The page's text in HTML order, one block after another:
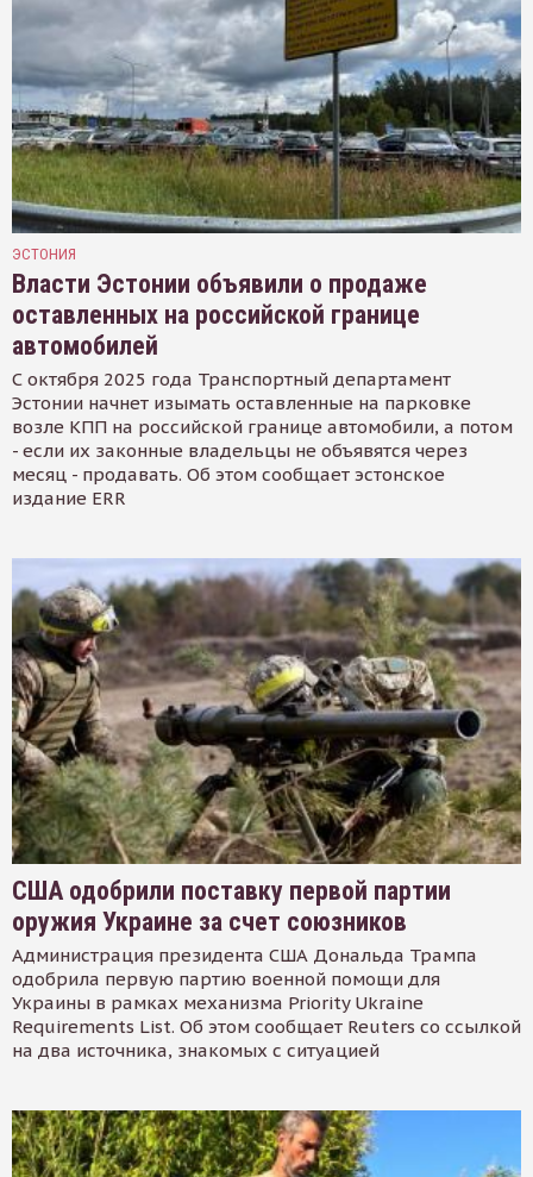
ЭСТОНИЯ
Власти Эстонии объявили о продаже
оставленных на российской границе
автомобилей
С октября 2025 года Транспортный департамент
Эстонии начнет изымать оставленные на парковке
возле КПП на российской границе автомобили, а потом
- если их законные владельцы не объявятся через
месяц - продавать. Об этом сообщает эстонское
издание ERR
США одобрили поставку первой партии
оружия Украине за счет союзников
Администрация президента США Дональда Трампа
одобрила первую партию военной помощи для
Украины в рамках механизма Priority Ukraine
Requirements List. Об этом сообщает Reuters со ссылкой
на два источника, знакомых с ситуацией